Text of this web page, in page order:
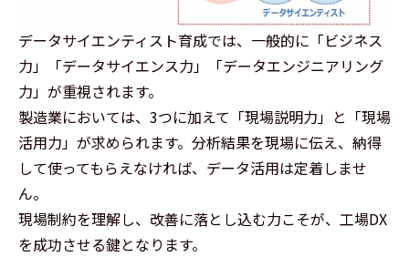
データサイエンティスト育成では、一般的に「ビジネス
力」「データサイエンス力」「データエンジニアリング
力」が重視されます。
製造業においては、3つに加えて「現場説明力」と「現場
活用力」が求められます。分析結果を現場に伝え、納得
して使ってもらえなければ、データ活用は定着しませ
ん。
現場制約を理解し、改善に落とし込む力こそが、工場DX
を成功させる鍵となります。